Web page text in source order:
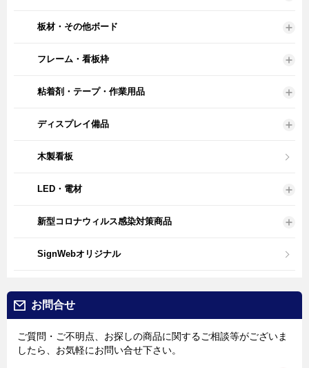
板材・その他ボード
フレーム・看板枠
粘着剤・テープ・作業用品
ディスプレイ備品
木製看板
LED・電材
新型コロナウィルス感染対策商品
SignWebオリジナル
お問合せ
ご質問・ご不明点、お探しの商品に関するご相談等がございま
したら、お気軽にお問い合せ下さい。